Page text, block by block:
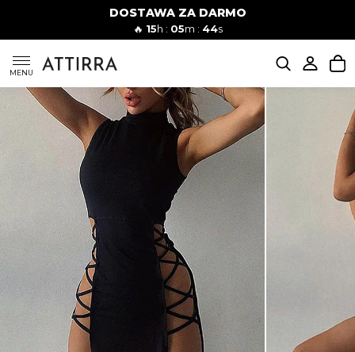
DOSTAWA ZA DARMO
🔥 15h : 05m : 43s
MENU
Mężczyźni
SUKIENKI
KOMPLETY
KOMBINEZONY
DÓŁ DAMSKIE
STROJE KĄPIELOWE
BLUZKI